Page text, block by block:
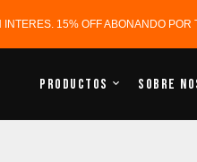
INTERES. 15% OFF ABONANDO
Productos Sobre